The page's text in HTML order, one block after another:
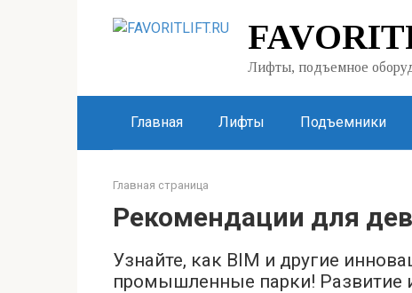
Лифты, подъемное
Главная Лифты Подъемники
Главная страница
Рекомендации для
Узнайте, как BIM и другие
промышленные парки! Развитие